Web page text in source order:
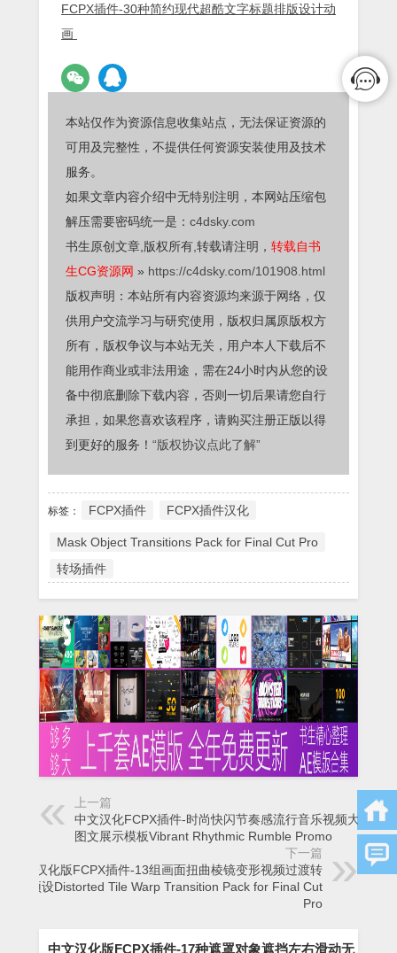
FCPX插件-30种简约现代超酷文字标题排版设计动
画
本站仅作为资源信息收集站点，无法保证资源的
可用及完整性，不提供任何资源安装使用及技术
服务。
如果文章内容介绍中无特别注明，本网站压缩包
解压需要密码统一是： c4dsky.com
书生原创文章,版权所有,转载请注明， 转载自书
生CG资源网 » https://c4dsky.com/101908.html
版权声明：本站所有内容资源均来源于网络，仅
供用户交流学习与研究使用，版权归属原版权方
所有，版权争议与本站无关，用户本人下载后不
能用作商业或非法用途，需在24小时内从您的设
备中彻底删除下载内容，否则一切后果请您自行
承担，如果您喜欢该程序，请购买注册正版以得
到更好的服务！ “版权协议点此了解”
标签： FCPX插件 FCPX插件汉化
Mask Object Transitions Pack for Final Cut Pro
转场插件
上一篇
中文汉化FCPX插件-时尚快闪节奏感流行音乐视频大标题
图文展示模板Vibrant Rhythmic Rumble Promo
下一篇
中文汉化版FCPX插件-13组画面扭曲棱镜变形视频过渡转
场预设Distorted Tile Warp Transition Pack for Final Cut
Pro
中文汉化版FCPX插件-17种遮罩对象遮挡左右滑动无